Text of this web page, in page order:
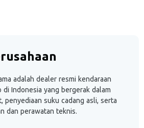
adalah dealer resmi kendaraan
di Indonesia yang bergerak dalam
penyediaan suku cadang asli, serta
dan perawatan teknis.